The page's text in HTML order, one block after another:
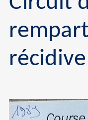
récidive